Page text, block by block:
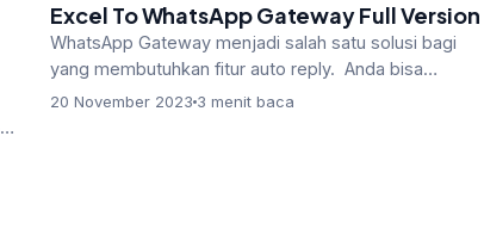
Excel To WhatsApp Gateway Full Version
WhatsApp Gateway menjadi salah satu solusi bagi
yang membutuhkan fitur auto reply. Anda bisa
melakukannya dengan mengkombinasikan…
20 November 2023 3 menit baca